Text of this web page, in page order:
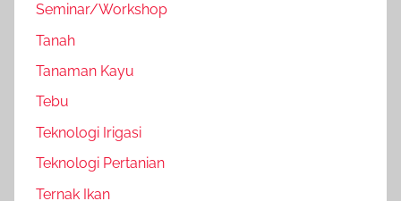
Seminar/Workshop
Tanah
Tanaman Kayu
Tebu
Teknologi Irigasi
Teknologi Pertanian
Ternak Ikan